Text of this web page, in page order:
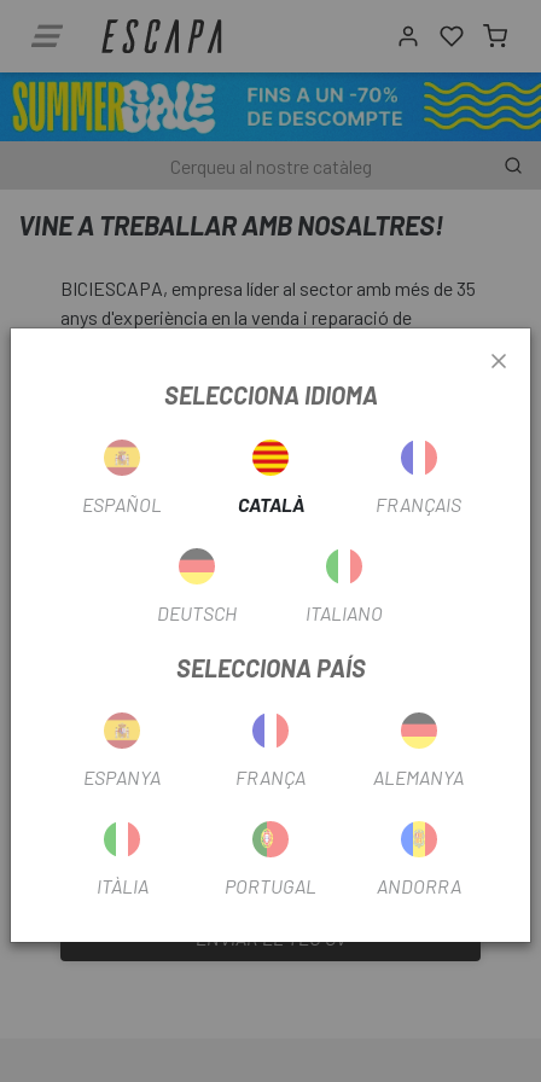
VINE A TREBALLAR AMB NOSALTRES!
BICIESCAPA, empresa líder al sector amb més de 35
anys d'experiència en la venda i reparació de
amb 5 centres especialitzats ubicats a Barcelona,
Online, des d'on pretenem arribar a tots i cadascun
dels nostres clients.
fem una clara aposta per les persones com a
professional del sector, basat en valors com ara
l'esforç, el talent i el treball en equip.
empreses amb més projecció del sector del ciclisme
encaminat al creixement professional.
VOLS FORMAR PART DEL NOSTRE EQUIP?
VEURE LLOCS DE TREBALL
ENVIAR EL TEU CV
SELECCIONA IDIOMA
ESPAÑOL CATALÀ FRANÇAIS
DEUTSCH ITALIANO
SELECCIONA PAÍS
ESPANYA FRANÇA ALEMANYA
ITÀLIA PORTUGAL ANDORRA